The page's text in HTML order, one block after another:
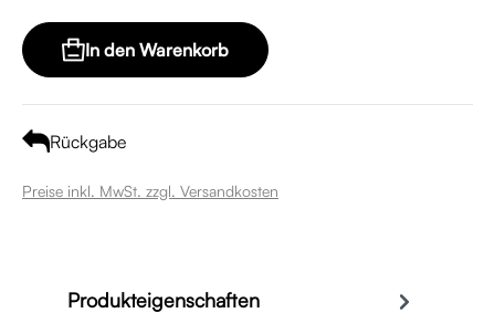
In den Warenkorb
Rückgabe
Preise inkl. MwSt. zzgl. Versandkosten
Produkteigenschaften